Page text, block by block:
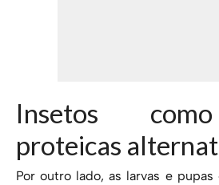
Insetos
proteicas
Por outro lado, as larvas e